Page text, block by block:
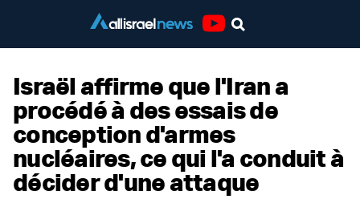
Israël affirme que l'Iran a
procédé à des essais de
conception d'armes
nucléaires, ce qui l'a conduit à
décider d'une attaque